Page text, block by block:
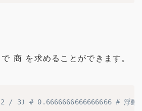
商 を求めることができます。
/ 3) # 0.6666666666666666 # 浮